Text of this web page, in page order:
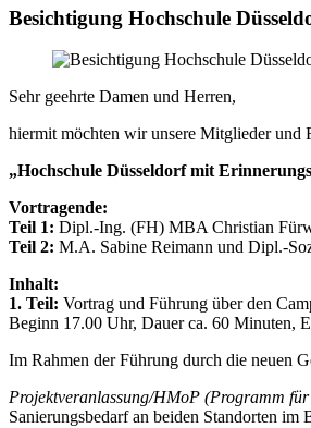
Besichtigung Hochschule
Sehr geehrte Damen und Herren,
hiermit möchten wir unsere Mitglieder und
„Hochschule Düsseldorf mit
Vortragende:
Teil 1: Dipl.-Ing. (FH) MBA Christian
Teil 2: M.A. Sabine Reimann und Dipl.-
Inhalt:
1. Teil: Vortrag und Führung über den
Beginn 17.00 Uhr, Dauer ca. 60 Minuten,
Im Rahmen der Führung durch die neuen
Projektveranlassung/HMoP (Programm
Sanierungsbedarf an beiden Standorten